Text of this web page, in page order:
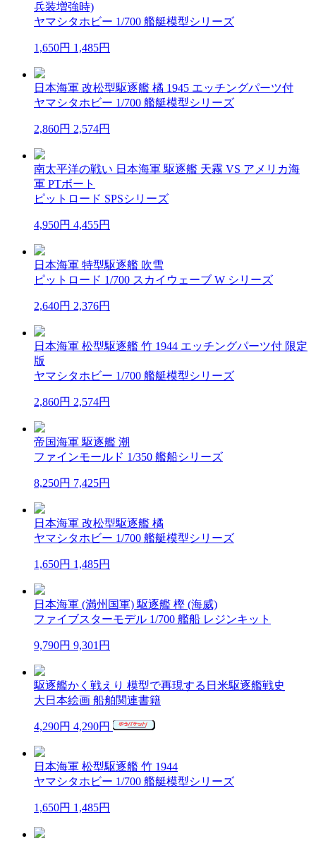
兵装増強時)
ヤマシタホビー 1/700 艦艇模型シリーズ
1,650円 1,485円
日本海軍 改松型駆逐艦 橘 1945 エッチングパーツ付
ヤマシタホビー 1/700 艦艇模型シリーズ
2,860円 2,574円
南太平洋の戦い 日本海軍 駆逐艦 天霧 VS アメリカ海
軍 PTボート
ピットロード SPSシリーズ
4,950円 4,455円
日本海軍 特型駆逐艦 吹雪
ピットロード 1/700 スカイウェーブ W シリーズ
2,640円 2,376円
日本海軍 松型駆逐艦 竹 1944 エッチングパーツ付 限定
版
ヤマシタホビー 1/700 艦艇模型シリーズ
2,860円 2,574円
帝国海軍 駆逐艦 潮
ファインモールド 1/350 艦船シリーズ
8,250円 7,425円
日本海軍 改松型駆逐艦 橘
ヤマシタホビー 1/700 艦艇模型シリーズ
1,650円 1,485円
日本海軍 (満州国軍) 駆逐艦 樫 (海威)
ファイブスターモデル 1/700 艦船 レジンキット
9,790円 9,301円
駆逐艦かく戦えり 模型で再現する日米駆逐艦戦史
大日本絵画 船舶関連書籍
4,290円 4,290円
日本海軍 松型駆逐艦 竹 1944
ヤマシタホビー 1/700 艦艇模型シリーズ
1,650円 1,485円